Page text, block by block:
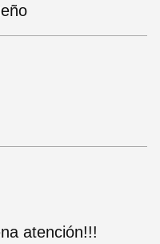
atención!!!